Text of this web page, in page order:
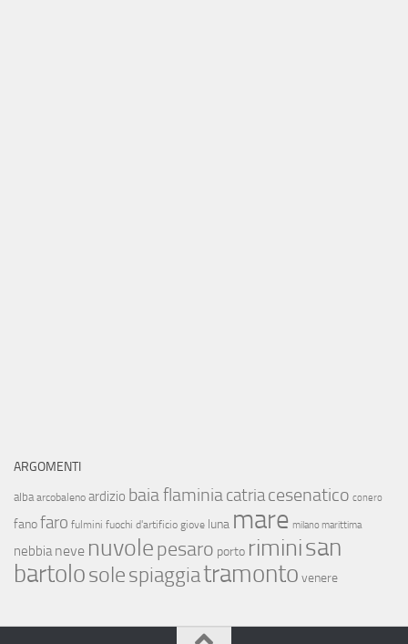
ARGOMENTI
alba arcobaleno ardizio baia flaminiacatriacesenatico conero
fanofaro fulmini fuochi d'artificio giove luna mare milano marittima
nebbia neve nuvolepesaro porto riminisan
bartolosolespiaggiatramonto venere